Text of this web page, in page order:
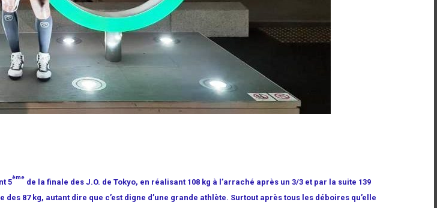
5
ème
de la finale des J.O. de Tokyo, en réalisant 108 kg à l’arraché après un 3/3 et par la suite 139
87 kg, autant dire que c’est digne d’une grande athlète. Surtout après tous les déboires qu’elle